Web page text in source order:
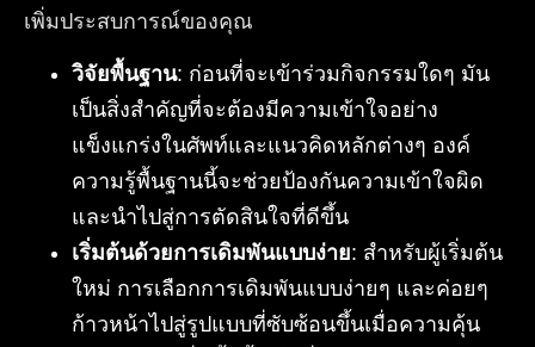
เพิ่มประสบการณ์ของคุณ
วิจัยพื้นฐาน: ก่อนที่จะเข้าร่วมกิจกรรมใดๆ มัน
เป็นสิ่งสำคัญที่จะต้องมีความเข้าใจอย่าง
แข็งแกร่งในศัพท์และแนวคิดหลักต่างๆ องค์
ความรู้พื้นฐานนี้จะช่วยป้องกันความเข้าใจผิด
และนำไปสู่การตัดสินใจที่ดีขึ้น
เริ่มต้นด้วยการเดิมพันแบบง่าย: สำหรับผู้เริ่มต้น
ใหม่ การเลือกการเดิมพันแบบง่ายๆ และค่อยๆ
ก้าวหน้าไปสู่รูปแบบที่ซับซ้อนขึ้นเมื่อความคุ้น